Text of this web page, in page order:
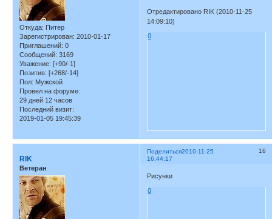
Откуда: Питер
Зарегистрирован: 2010-01-17
Приглашений: 0
Сообщений: 3169
Уважение: [+90/-1]
Позитив: [+268/-14]
Пол: Мужской
Провел на форуме:
29 дней 12 часов
Последний визит:
2019-01-05 19:45:39
Отредактировано RIK (2010-11-25
14:09:10)
0
Поделиться 16
2010-11-25
16:44:17
RIK
Ветеран
Рисунки
0